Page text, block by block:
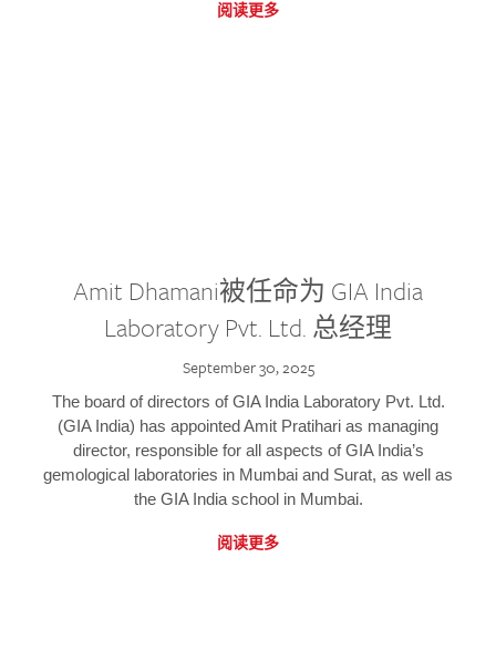
阅读更多
Amit Dhamani被任命为 GIA India
Laboratory Pvt. Ltd. 总经理
September 30, 2025
The board of directors of GIA India Laboratory Pvt. Ltd.
(GIA India) has appointed Amit Pratihari as managing
director, responsible for all aspects of GIA India’s
gemological laboratories in Mumbai and Surat, as well as
the GIA India school in Mumbai.
阅读更多